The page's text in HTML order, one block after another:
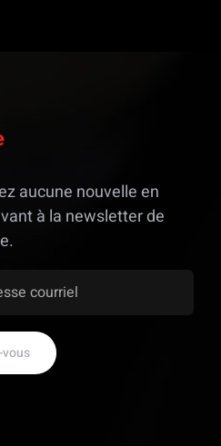
aucune nouvelle en
à la newsletter de